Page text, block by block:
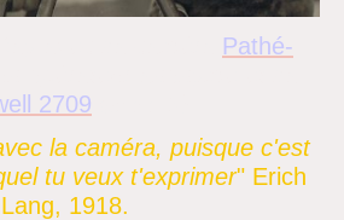
Pathé-
2709
la caméra, puisque c'est
tu veux t'exprimer" Erich
1918.